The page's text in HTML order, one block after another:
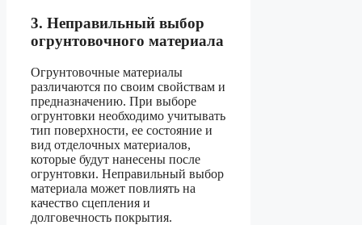
3. Неправильный выбор
огрунтовочного материала
Огрунтовочные материалы
различаются по своим свойствам и
предназначению. При выборе
огрунтовки необходимо учитывать
тип поверхности, ее состояние и
вид отделочных материалов,
которые будут нанесены после
огрунтовки. Неправильный выбор
материала может повлиять на
качество сцепления и
долговечность покрытия.